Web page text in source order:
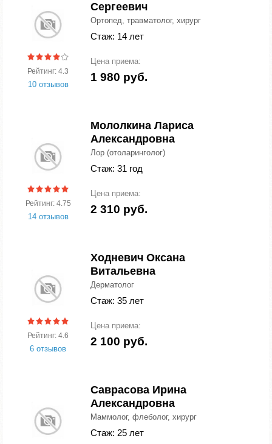
Рейтинг: 4.3
10 отзывов
Сергеевич
Ортопед, травматолог, хирург
Стаж: 14 лет
Цена приема:
1 980 руб.
Рейтинг: 4.75
14 отзывов
Мололкина Лариса
Александровна
Лор (отоларинголог)
Стаж: 31 год
Цена приема:
2 310 руб.
Рейтинг: 4.6
6 отзывов
Ходневич Оксана
Витальевна
Дерматолог
Стаж: 35 лет
Цена приема:
2 100 руб.
Саврасова Ирина
Александровна
Маммолог, флеболог, хирург
Стаж: 25 лет